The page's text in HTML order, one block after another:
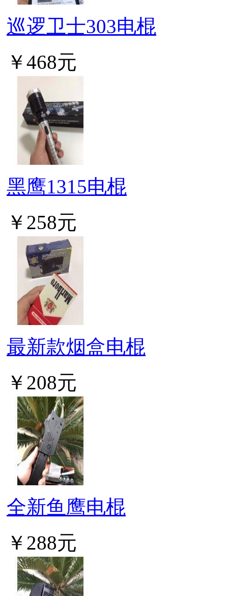
巡逻卫士303电棍
￥468元
黑鹰1315电棍
￥258元
最新款烟盒电棍
￥208元
全新鱼鹰电棍
￥288元